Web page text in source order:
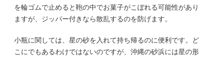
を輪ゴムで止めると鞄の中でお菓子がこぼれる可能性があり
ますが、ジッパー付きなら散乱するのを防げます。
小瓶に関しては、星の砂を入れて持ち帰るのに便利です。ど
こにでもあるわけではないのですが、沖縄の砂浜には星の形